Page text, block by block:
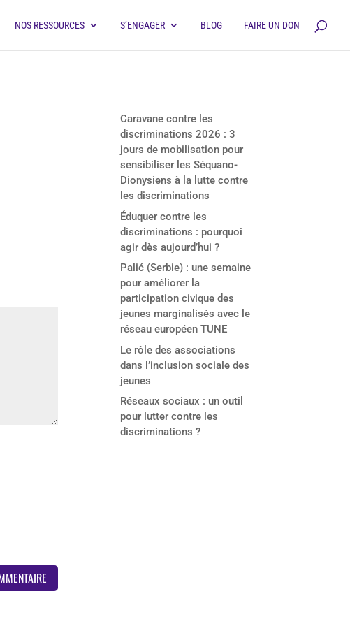
NOS RESSOURCES S’ENGAGER BLOG FAIRE UN DON
Caravane contre les
discriminations 2026 : 3
jours de mobilisation pour
sensibiliser les Séquano-
Dionysiens à la lutte contre
les discriminations
Éduquer contre les
discriminations : pourquoi
agir dès aujourd’hui ?
Palić (Serbie) : une semaine
pour améliorer la
participation civique des
jeunes marginalisés avec le
réseau européen TUNE
Le rôle des associations
dans l’inclusion sociale des
jeunes
Réseaux sociaux : un outil
pour lutter contre les
discriminations ?